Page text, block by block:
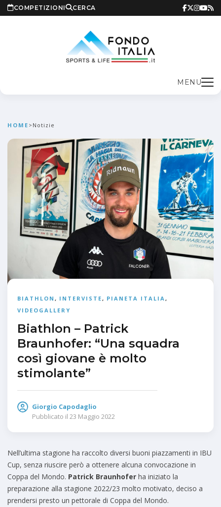
COMPETIZIONI CERCA
MENU
HOME > Notizie
BIATHLON , INTERVISTE, PIANETA ITALIA,
VIDEOGALLERY
Biathlon – Patrick
Braunhofer: “Una squadra
così giovane è molto
stimolante”
Giorgio Capodaglio
Pubblicato il 23 Maggio 2022
Nell’ultima stagione ha raccolto diversi buoni piazzamenti in IBU
Cup, senza riuscire però a ottenere alcuna convocazione in
Coppa del Mondo. Patrick Braunhofer ha iniziato la
preparazione alla stagione 2022/23 molto motivato, deciso a
prendersi presto un pettorale di Coppa del Mondo.